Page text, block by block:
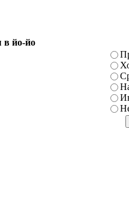
в йо-йо